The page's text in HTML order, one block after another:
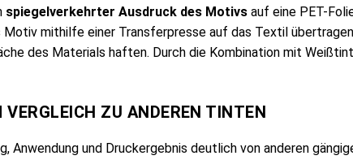
spiegelverkehrter Ausdruck des Motivs auf eine PET-
mithilfe einer Transferpresse auf das Textil
des Materials haften. Durch die Kombination mit
ZU ANDEREN TINTEN
Anwendung und Druckergebnis deutlich von anderen